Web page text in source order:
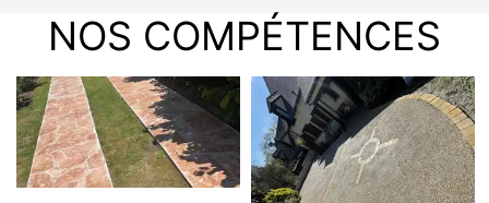
NOS COMPÉTENCES